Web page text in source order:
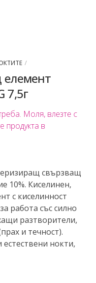
елемент
7,5г
Моля, влезте с
продукта в
свързващ
10%. Киселинен,
с киселинност
работа със силно
разтворители,
и течност).
нокти,